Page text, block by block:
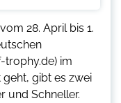
28. April bis 1.
trophy.de) im
geht, gibt es zwei
und Schneller.